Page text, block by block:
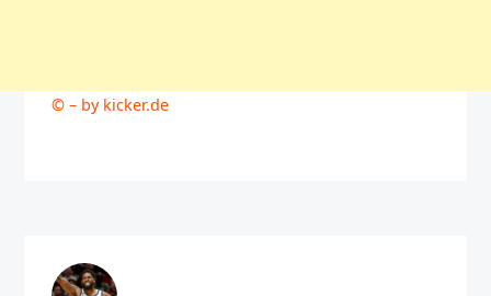
© – by kicker.de